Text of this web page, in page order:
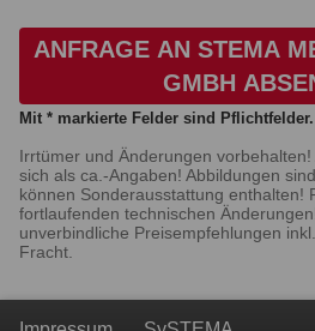
ANFRAGE AN STEMA
GMBH
Mit * markierte Felder sind Pflichtfelder.
Irrtümer und Änderungen
sich als ca.-Angaben! Abbildungen
können Sonderausstattung enthalten!
fortlaufenden technischen
unverbindliche Preisempfehlungen
Fracht.